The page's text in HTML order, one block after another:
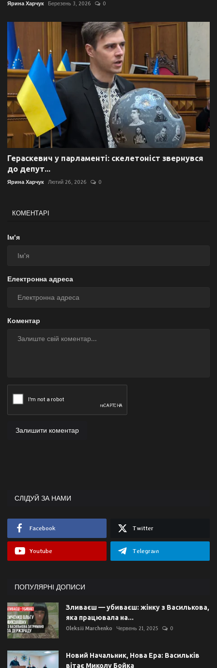
Ярина Харчук Березень 3, 2026 0
Гераскевич у парламенті: скелетоніст звернувся
до депут...
Ярина Харчук Лютий 26, 2026 0
КОМЕНТАРІ
Ім'я
Електронна адреса
Коментар
Залишити коментар
СЛІДУЙ ЗА НАМИ
Facebook Twitter
Youtube Telegram
ПОПУЛЯРНІ ДОПИСИ
Зливаєш — убиваєш: жінку з Василькова,
яка працювала на...
Oleksii Marchenko Червень 21, 2025 0
Новий Начальник, Нова Ера: Васильків
вітає Миколу Бойка